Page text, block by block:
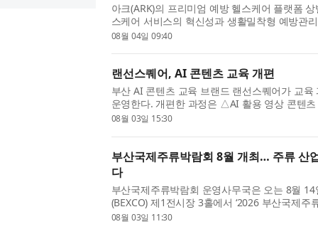
아크(ARK)의 프리미엄 예방 헬스케어 플랫폼
스케어 서비스의 혁신성과 생활밀착형 예방관
주거환경대상’에 선정됐다고 밝혔다. 상벨은
08월 04일 09:40
랜선스퀘어, AI 콘텐츠 교육 개편
부산 AI 콘텐츠 교육 브랜드 랜선스퀘어가 교
운영한다. 개편한 과정은 △AI 활용 영상 콘텐
마케팅 세 가지다. 각 과정은 4회기, 회당 4~5
08월 03일 15:30
부산국제주류박람회 8월 개최… 주류 산
다
부산국제주류박람회 운영사무국은 오는 8월
(BEXCO) 제1전시장 3홀에서 ‘2026 부산국제주
번 박람회는 ‘회복과 연대의 장, 국경 없이 술로
08월 03일 11:30